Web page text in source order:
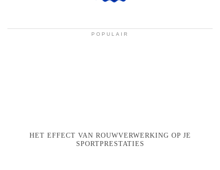
POPULAIR
HET EFFECT VAN ROUWVERWERKING OP JE
SPORTPRESTATIES